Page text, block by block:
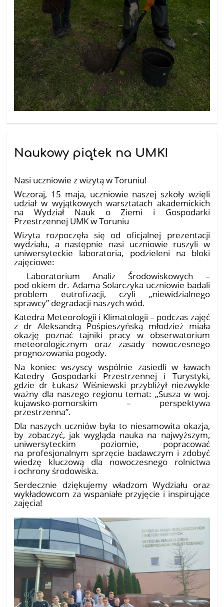
Naukowy piątek na UMK!
Nasi uczniowie z wizytą w Toruniu!
​Wczoraj, 15 maja, uczniowie naszej szkoły wzięli
udział w wyjątkowych warsztatach akademickich
na Wydział Nauk o Ziemi i Gospodarki
Przestrzennej UMK w Toruniu
​Wizyta rozpoczęła się od oficjalnej prezentacji
wydziału, a następnie nasi uczniowie ruszyli w
uniwersyteckie laboratoria, podzieleni na bloki
zajęciowe:
​ Laboratorium Analiz Środowiskowych –
pod okiem dr. Adama Solarczyka uczniowie badali
problem eutrofizacji, czyli „niewidzialnego
sprawcy” degradacji naszych wód.
Katedra Meteorologii i Klimatologii – podczas zajęć
z dr Aleksandrą Pośpieszyńską młodzież miała
okazję poznać tajniki pracy w obserwatorium
meteorologicznym oraz zasady nowoczesnego
prognozowania pogody.
​Na koniec wszyscy wspólnie zasiedli w ławach
Katedry Gospodarki Przestrzennej i Turystyki,
gdzie dr Łukasz Wiśniewski przybliżył niezwykle
ważny dla naszego regionu temat: „Susza w woj.
kujawsko-pomorskim – perspektywa
przestrzenna”.
​Dla naszych uczniów była to niesamowita okazja,
by zobaczyć, jak wygląda nauka na najwyższym,
uniwersyteckim poziomie, popracować
na profesjonalnym sprzęcie badawczym i zdobyć
wiedzę kluczową dla nowoczesnego rolnictwa
i ochrony środowiska.
​Serdecznie dziękujemy władzom Wydziału oraz
wykładowcom za wspaniałe przyjęcie i inspirujące
zajęcia!